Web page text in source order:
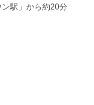
駅」から約20分